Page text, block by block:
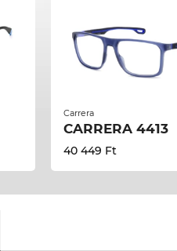
Carrera
CARRERA 4413
40 449 Ft